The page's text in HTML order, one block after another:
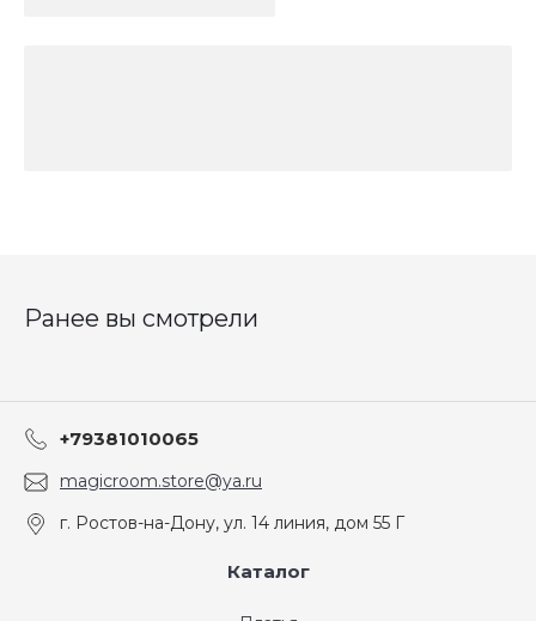
Ранее вы смотрели
+79381010065
magicroom.store@ya.ru
г. Ростов-на-Дону, ул. 14 линия, дом 55 Г
Каталог